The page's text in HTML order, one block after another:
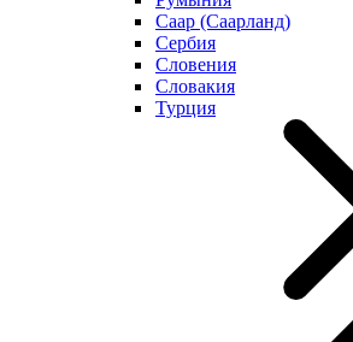
Саар (Саарланд)
Сербия
Словения
Словакия
Турция